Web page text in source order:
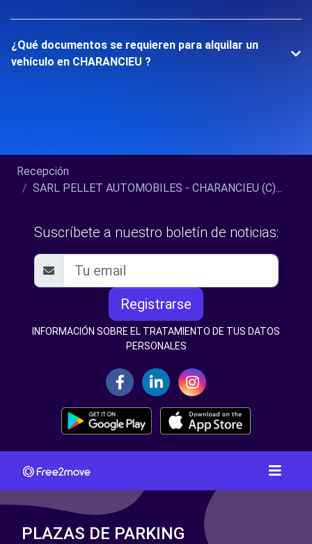
¿Qué documentos se requieren para alquilar un
vehículo en CHARANCIEU ?
Recepción
SARL PELLET AUTOMOBILES - CHARANCIEU (C)...
Suscríbete a nuestro boletín de noticias:
Registrarse
INFORMACIÓN SOBRE EL TRATAMIENTO DE TUS DATOS
PERSONALES
PLAZAS DE PARKING